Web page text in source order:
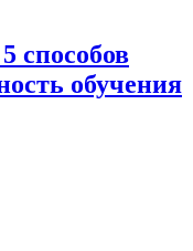
способов
обучения